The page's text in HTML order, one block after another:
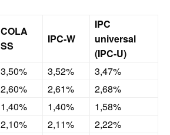
COLA
SS
IPC-W
IPC
universal
(IPC-U)
3,50% 3,52%
3,47%
2,60% 2,61%
2,68%
1,40% 1,40%
1,58%
2,10% 2,11%
2,22%